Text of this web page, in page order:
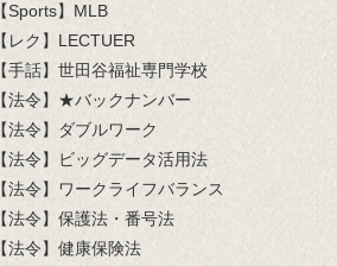
【Sports】MLB
【レク】LECTUER
【手話】世田谷福祉専門学校
【法令】★バックナンバー
【法令】ダブルワーク
【法令】ビッグデータ活用法
【法令】ワークライフバランス
【法令】保護法・番号法
【法令】健康保険法